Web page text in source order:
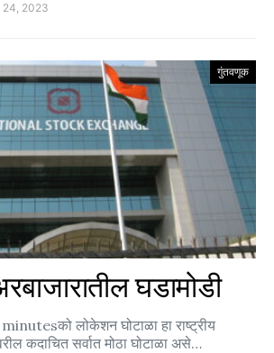
24, 2023
गुंतवणूक
घडामोडी
लोकेशन घोटाळा हा राष्ट्रीय
कदाचित सर्वात मोठा घोटाळा असे…